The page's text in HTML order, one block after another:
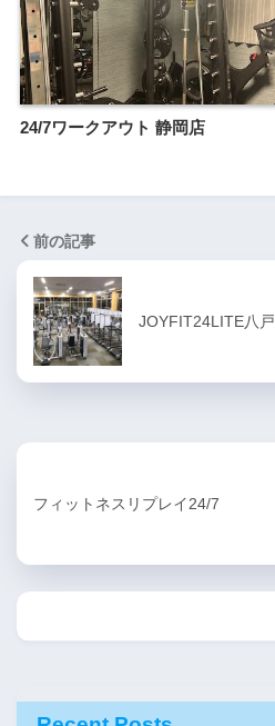
24/7ワークアウト 静岡店
前の記事
JOYFIT24LITE八戸
フィットネスリプレイ24/7